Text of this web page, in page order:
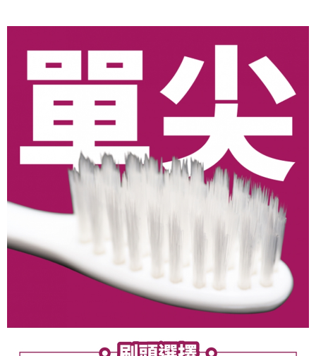
１．於結帳方式選擇「AFTEE先享後付」後，將跳轉至「AFTEE先享後付」
結帳頁面，進行簡訊認證並確認金額後，即可完成結帳。
２．訂單成立數日內，您將收到繳費通知簡訊。
３．收到繳費通知簡訊後14天內，點擊此簡訊中的連結，可透過四大超商／
ATM／網路銀行／等多元方式進行付款，方視為交易完成。
※ 請注意：結帳手續完成當下不需立刻繳費，但若您需要取消訂單，請聯絡
購買商品的店家。未經商家同意取消之訂單仍視為有效，需透過AFTEE先享
※ 交易是否成功請以「AFTEE先享後付 」之結帳頁面顯示為準，若有關於
是否繳費成功／繳費後需取消欲退款等相關疑問，請聯繫「AFTEE先享後付
客戶支援中心」https://netprotections.freshdesk.com/support/home
１．透過由恩沛科技股份有限公司提供之「AFTEE先享後付」服務完成之交
易，需依本服務之必要範圍內提供個人資料，並將交易相關給付款項請求債
權轉讓予恩沛科技股份有限公司。
２．關於個人資料處理事宜，請瀏覽以下網址：
https://aftee.tw/terms/#terms3
３．未成年的使用者請事先徵得法定代理人或監護人之同意方可使用
「AFTEE先享後付」，若未經同意申辦者引起之損失，本公司不負相關責
４．使用「AFTEE先享後付」時，將依據個別帳號之用戶狀況，依本公司即
時審查核予不同之上限額度；若仍有額度不足之情形，本公司將視審查結果
５．嚴禁一人註冊多個帳號或使用他人資訊註冊。若發現惡意使用之情形，
7-11取貨付款
每筆NT$70，滿NT$600(含以上)免運費
每筆NT$80，滿NT$600(含以上)免運費
付款後門市自取